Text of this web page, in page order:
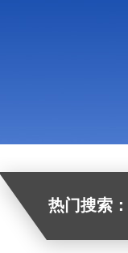
热门搜索：